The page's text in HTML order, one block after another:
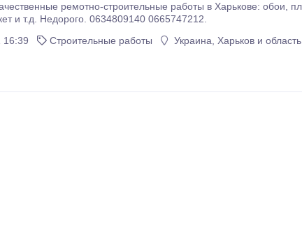
ремотно-строительные работы в Харькове: обои, плитка, откосы, покраска, штукатурка, сантехника,
паркет и т.д. Недорого. 0634809140 0665747212.
16:39
Строительные работы Украина, Харьков и область